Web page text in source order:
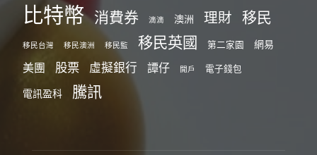
比特幣 消費券 滴滴 澳洲 理財 移民
移民台灣 移民澳洲 移民監 移民英國 第二家園 網易
美團 股票 虛擬銀行 譚仔 開戶 電子錢包
電訊盈科 騰訊